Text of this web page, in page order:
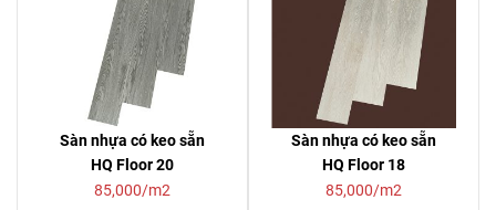
Sàn nhựa có keo sẵn
HQ Floor 20
85,000/m2
Sàn nhựa có keo sẵn
HQ Floor 18
85,000/m2